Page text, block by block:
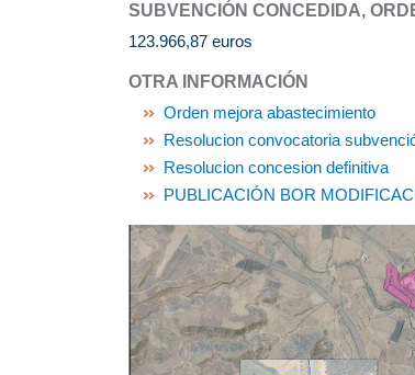
SUBVENCIÓN CONCEDIDA,
123.966,87 euros
OTRA INFORMACIÓN
Orden mejora abastecimiento
Resolucion convocatoria
Resolucion concesion definitiva
PUBLICACIÓN BOR